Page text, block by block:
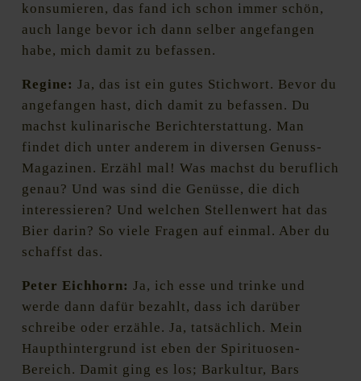
konsumieren, das fand ich schon immer schön,
auch lange bevor ich dann selber angefangen
habe, mich damit zu befassen.
Regine: Ja, das ist ein gutes Stichwort. Bevor du
angefangen hast, dich damit zu befassen. Du
machst kulinarische Berichterstattung. Man
findet dich unter anderem in diversen Genuss-
Magazinen. Erzähl mal! Was machst du beruflich
genau? Und was sind die Genüsse, die dich
interessieren? Und welchen Stellenwert hat das
Bier darin? So viele Fragen auf einmal. Aber du
schaffst das.
Peter Eichhorn: Ja, ich esse und trinke und
werde dann dafür bezahlt, dass ich darüber
schreibe oder erzähle. Ja, tatsächlich. Mein
Haupthintergrund ist eben der Spirituosen-
Bereich. Damit ging es los; Barkultur, Bars